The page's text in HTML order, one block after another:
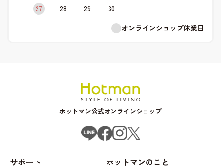
27
28 29
30
オンラインショップ休業日
ホットマン公式オンラインショップ
サポート ホットマンのこと